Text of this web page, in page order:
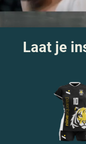
Laat je